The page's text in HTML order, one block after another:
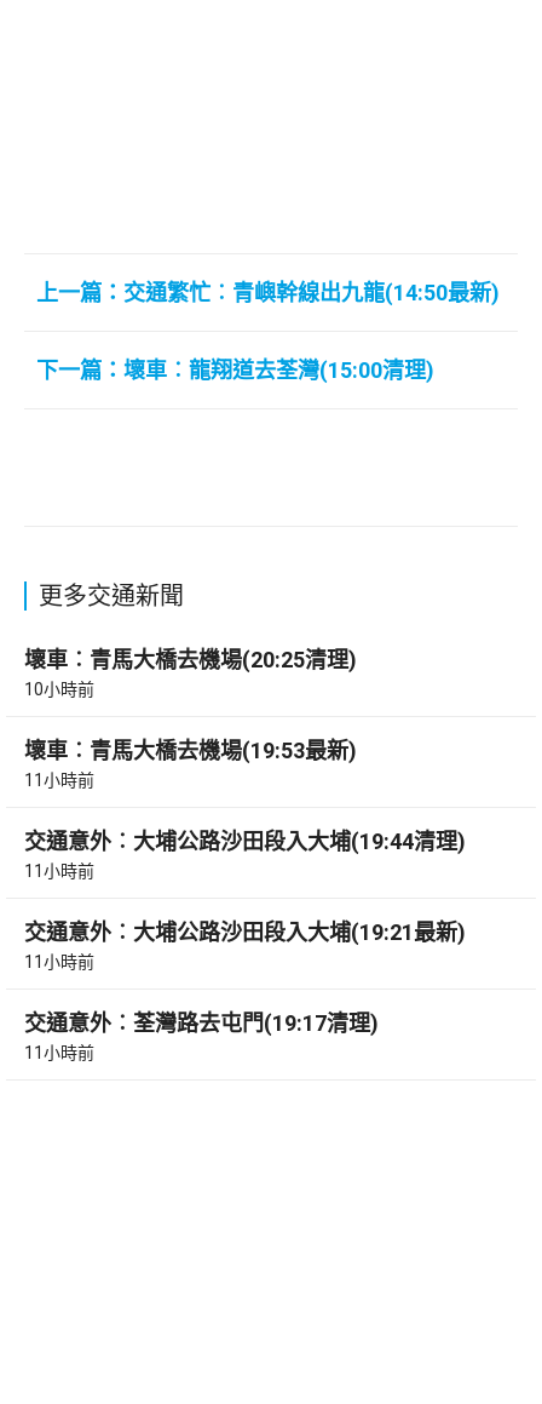
上一篇：交通繁忙︰青嶼幹線出九龍(14:50最新)
下一篇：壞車︰龍翔道去荃灣(15:00清理)
更多交通新聞
壞車︰青馬大橋去機場(20:25清理)
10小時前
壞車︰青馬大橋去機場(19:53最新)
11小時前
交通意外︰大埔公路沙田段入大埔(19:44清理)
11小時前
交通意外︰大埔公路沙田段入大埔(19:21最新)
11小時前
交通意外︰荃灣路去屯門(19:17清理)
11小時前